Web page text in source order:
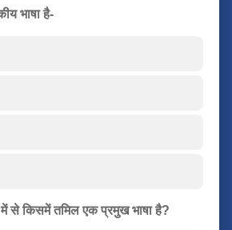
भाषा है-
में से किसमें तमिल एक प्रमुख भाषा है?